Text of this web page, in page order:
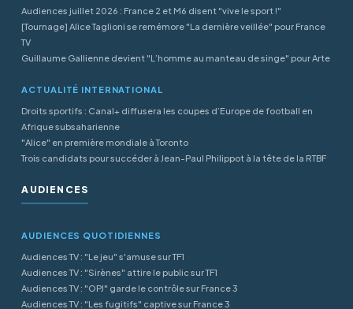
Audiences juillet 2026 : France 2 et M6 disent "vive le sport !"
[Tournage] Alice Taglioni se remémore "La dernière veillée" pour France
TV
Guillaume Gallienne devient "L’homme au manteau de singe" pour Arte
ACTUALITÉ INTERNATIONAL
Droits sportifs : Canal+ diffusera les coupes d’Europe de football en
Afrique subsaharienne
"Alice" en première mondiale à Toronto
Trois candidats pour succéder à Jean-Paul Philippot à la tête de la RTBF
AUDIENCES
AUDIENCES QUOTIDIENNES
Audiences TV : "Le jeu" s'amuse sur TF1
Audiences TV : "Sirènes" attire le public sur TF1
Audiences TV : "OPJ" garde le contrôle sur France 3
Audiences TV : "Les fugitifs" captive sur France 3